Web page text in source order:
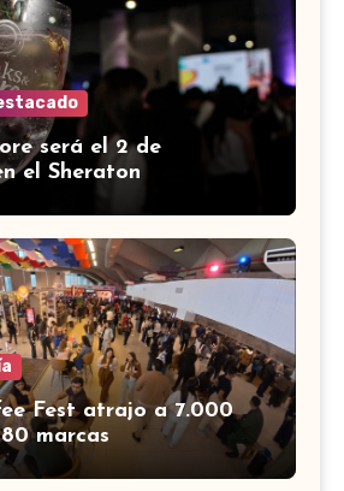
será el 2 de
el Sheraton
Fest atrajo a 7.000
marcas